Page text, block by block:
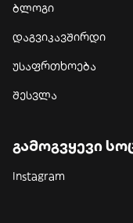
ბლოგი
დაგვიკავშირდი
უსაფრთხოება
შესვლა
გამოგვყევი
Instagram